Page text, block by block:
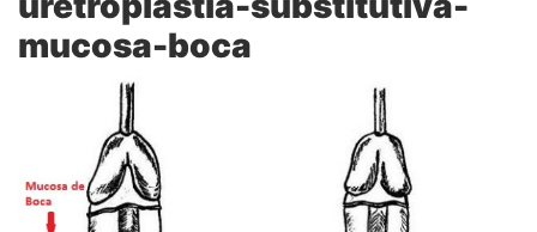
mucosa-boca